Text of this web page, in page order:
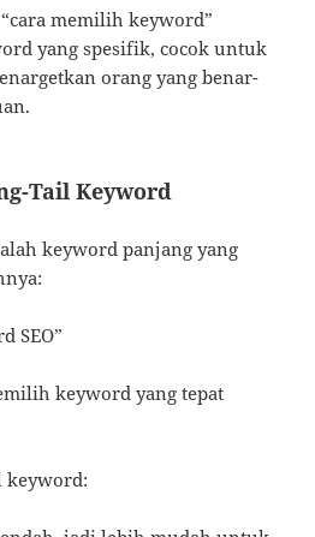
memilih keyword”
yang spesifik, cocok untuk
orang yang benar-
Tail Keyword
keyword panjang yang
SEO”
keyword yang tepat
keyword: